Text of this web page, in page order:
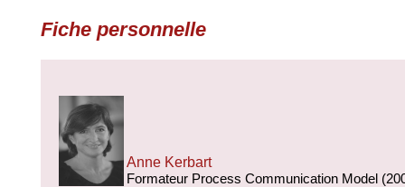
Fiche personnelle
Anne Kerbart
Formateur Process Communication Model